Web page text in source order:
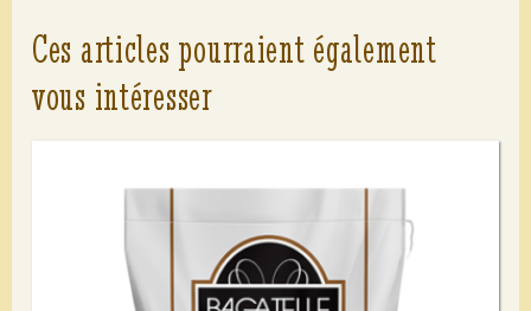
Ces articles pourraient également
vous intéresser